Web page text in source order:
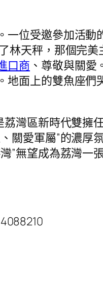
位受邀參加活
林天秤，那個完
口商 、尊敬與關
地面上的雙魚座
灣區新時代雙
關愛軍屬”的濃
”無望成為荔灣一